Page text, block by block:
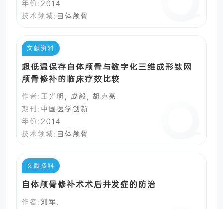
年份: 2014
技术领域: 自体颅骨
文献资料
超低温保存自体颅骨与数字化三维成形钛网
颅骨修补的临床疗效比较
作者: 王光明, 成毅, 胡克亮.
期刊: 中国医学创新
年份: 2014
技术领域: 自体颅骨
文献资料
自体颅骨修补术术后并发症的防治
作者:刘军.